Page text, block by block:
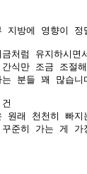
지방에 영향이 정
처럼 유지하시면
식만 조금 조절해
는 분들 꽤 많습니
원래 천천히 빠지
준히 가는 게 가